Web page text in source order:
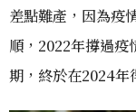
差點難產，因為疫
順，2022年撐過疫
期，終於在2024年